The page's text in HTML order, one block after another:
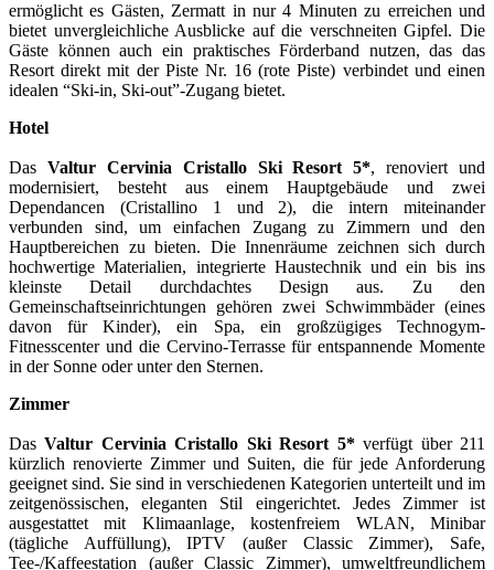
ermöglicht es Gästen, Zermatt in nur 4 Minuten zu erreichen und
bietet unvergleichliche Ausblicke auf die verschneiten Gipfel. Die
Gäste können auch ein praktisches Förderband nutzen, das das
Resort direkt mit der Piste Nr. 16 (rote Piste) verbindet und einen
idealen “Ski-in, Ski-out”-Zugang bietet.
Hotel
Das Valtur Cervinia Cristallo Ski Resort 5*, renoviert und
modernisiert, besteht aus einem Hauptgebäude und zwei
Dependancen (Cristallino 1 und 2), die intern miteinander
verbunden sind, um einfachen Zugang zu Zimmern und den
Hauptbereichen zu bieten. Die Innenräume zeichnen sich durch
hochwertige Materialien, integrierte Haustechnik und ein bis ins
kleinste Detail durchdachtes Design aus. Zu den
Gemeinschaftseinrichtungen gehören zwei Schwimmbäder (eines
davon für Kinder), ein Spa, ein großzügiges Technogym-
Fitnesscenter und die Cervino-Terrasse für entspannende Momente
in der Sonne oder unter den Sternen.
Zimmer
DasValtur Cervinia Cristallo Ski Resort 5*verfügt über 211
kürzlich renovierte Zimmer und Suiten, die für jede Anforderung
geeignet sind. Sie sind in verschiedenen Kategorien unterteilt und im
zeitgenössischen, eleganten Stil eingerichtet. Jedes Zimmer ist
ausgestattet mit Klimaanlage, kostenfreiem WLAN, Minibar
(tägliche Auffüllung), IPTV (außer Classic Zimmer), Safe,
Tee-/Kaffeestation (außer Classic Zimmer), umweltfreundlichem